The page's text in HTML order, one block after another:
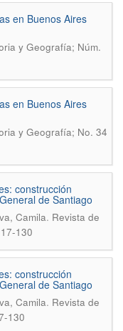
en Buenos Aires
y Geografía; Núm.
en Buenos Aires
y Geografí­a; No. 34
construcción
de Santiago
Camila. Revista de
130
construcción
de Santiago
Camila. Revista de
130